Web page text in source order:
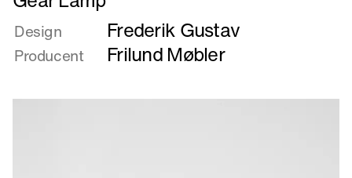
mere
om
Gear
Lamp
Design Frederik Gustav
Producent Frilund Møbler